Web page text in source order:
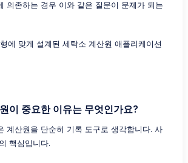
의존하는 경우 이와 같은 질문이 문제가 되는
에 맞게 설계된 세탁소 계산원 애플리케이션
이 중요한 이유는 무엇인가요?
계산원을 단순히 기록 도구로 생각합니다. 사
핵심입니다.